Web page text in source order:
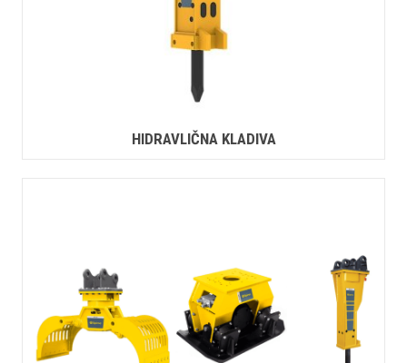
HIDRAVLIČNA KLADIVA